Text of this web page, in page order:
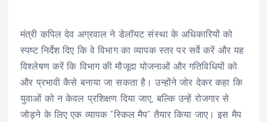
मंत्री कपिल देव अग्रवाल ने डेलॉयट संस्था के अधिकारियों को
स्पष्ट निर्देश दिए कि वे विभाग का व्यापक स्तर पर सर्वे करें और यह
विश्लेषण करें कि विभाग की मौजूदा योजनाओं और गतिविधियों को
और प्रभावी कैसे बनाया जा सकता है। उन्होंने जोर देकर कहा कि
युवाओं को न केवल प्रशिक्षण दिया जाए, बल्कि उन्हें रोजगार से
जोड़ने के लिए एक व्यापक “स्किल मैप” तैयार किया जाए। इस मैप